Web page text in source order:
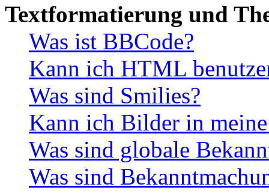
Textformatierung und
Was ist BBCode?
Kann ich HTML
Was sind Smilies?
Kann ich Bilder in
Was sind globale
Was sind